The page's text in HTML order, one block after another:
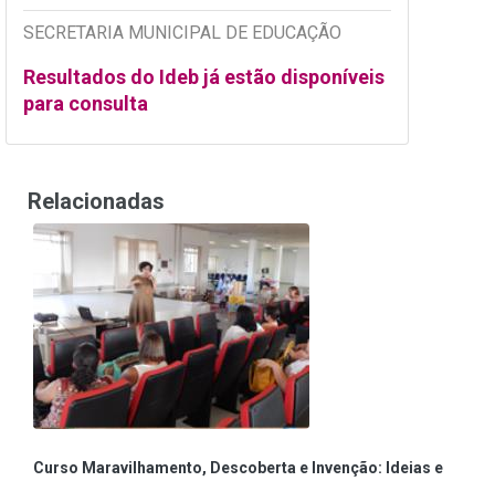
SECRETARIA MUNICIPAL DE EDUCAÇÃO
Resultados do Ideb já estão disponíveis
para consulta
Relacionadas
Curso Maravilhamento, Descoberta e Invenção: Ideias e